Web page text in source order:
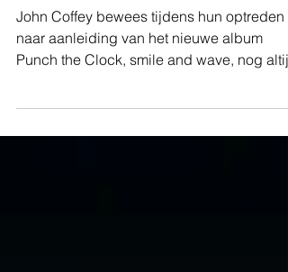
Maassilo
John Coffey bewees tijdens hun optreden
naar aanleiding van het nieuwe album
de onbetwiste...